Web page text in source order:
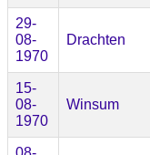
29-
08-
1970
Drachten
15-
08-
1970
Winsum